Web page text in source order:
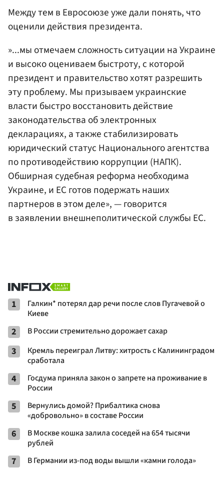
Между тем в Евросоюзе уже дали понять, что
оценили действия президента.
»...мы отмечаем сложность ситуации на Украине
и высоко оцениваем быстроту, с которой
президент и правительство хотят разрешить
эту проблему. Мы призываем украинские
власти быстро восстановить действие
законодательства об электронных
декларациях, а также стабилизировать
юридический статус Национального агентства
по противодействию коррупции (НАПК).
Обширная судебная реформа необходима
Украине, и ЕС готов подержать наших
партнеров в этом деле», — говорится
в заявлении внешнеполитической службы ЕС.
1
Галкин* потерял дар речи после слов Пугачевой о
Киеве
2 В России стремительно дорожает сахар
3
Кремль переиграл Литву: хитрость с Калининградом
сработала
4
Госдума приняла закон о запрете на проживание в
России
5
Вернулись домой? Прибалтика снова
«добровольно» в составе России
6
В Москве кошка залила соседей на 654 тысячи
рублей
7 В Германии из-под воды вышли «камни голода»